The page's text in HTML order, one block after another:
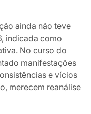
ainda não teve
indicada como
No curso do
manifestações
e vícios
merecem reanálise